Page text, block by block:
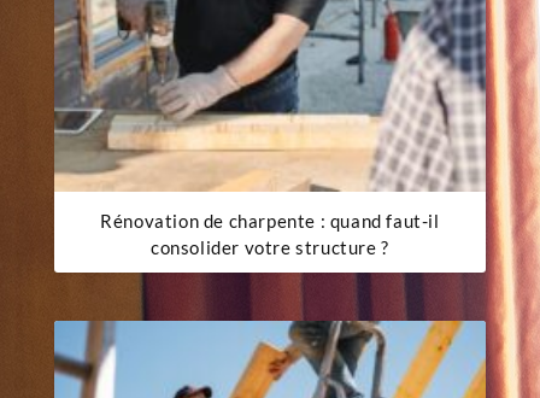
Rénovation de charpente : quand faut-il
consolider votre structure ?